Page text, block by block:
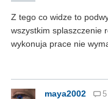
Z tego co widze to
wszystkim splaszczenie
wykonuja prace nie
maya2002